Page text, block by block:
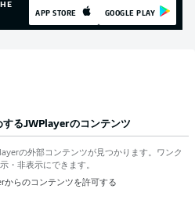
APP STORE GOOGLE PLAY
するJWPlayerのコンテンツ
の外部コンテンツが見つかります。ワンク
・非表示にできます。
からのコンテンツを許可する